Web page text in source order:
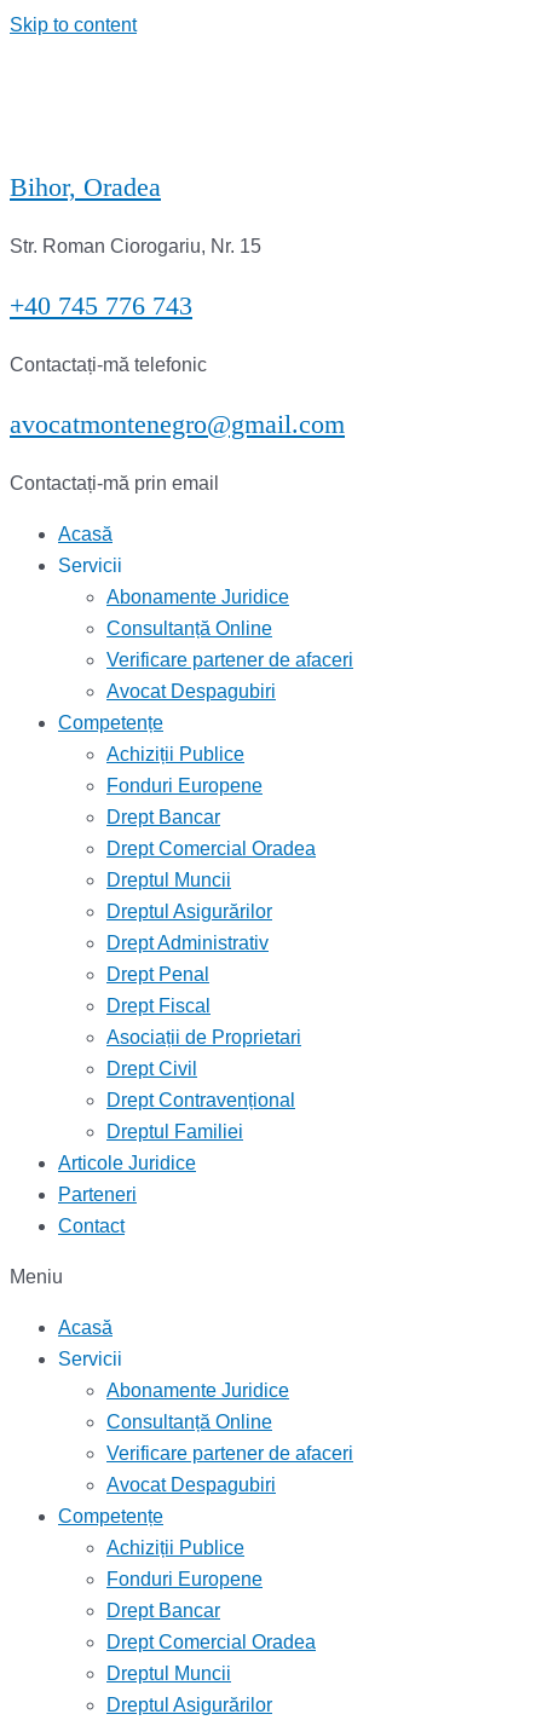
Skip to content
Bihor, Oradea
Str. Roman Ciorogariu, Nr. 15
+40 745 776 743
Contactați-mă telefonic
avocatmontenegro@gmail.com
Contactați-mă prin email
Acasă
Servicii
Abonamente Juridice
Consultanță Online
Verificare partener de afaceri
Avocat Despagubiri
Competențe
Achiziții Publice
Fonduri Europene
Drept Bancar
Drept Comercial Oradea
Dreptul Muncii
Dreptul Asigurărilor
Drept Administrativ
Drept Penal
Drept Fiscal
Asociații de Proprietari
Drept Civil
Drept Contravențional
Dreptul Familiei
Articole Juridice
Parteneri
Contact
Meniu
Acasă
Servicii
Abonamente Juridice
Consultanță Online
Verificare partener de afaceri
Avocat Despagubiri
Competențe
Achiziții Publice
Fonduri Europene
Drept Bancar
Drept Comercial Oradea
Dreptul Muncii
Dreptul Asigurărilor